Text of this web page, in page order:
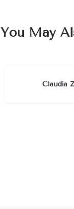
You May
Claudia